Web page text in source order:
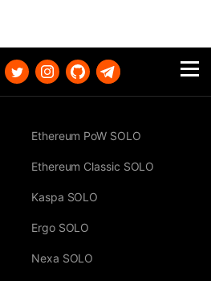
Ethereum PoW SOLO
Ethereum Classic SOLO
Kaspa SOLO
Ergo SOLO
Nexa SOLO